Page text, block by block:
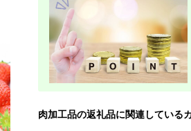
肉加工品の返礼品に関連している